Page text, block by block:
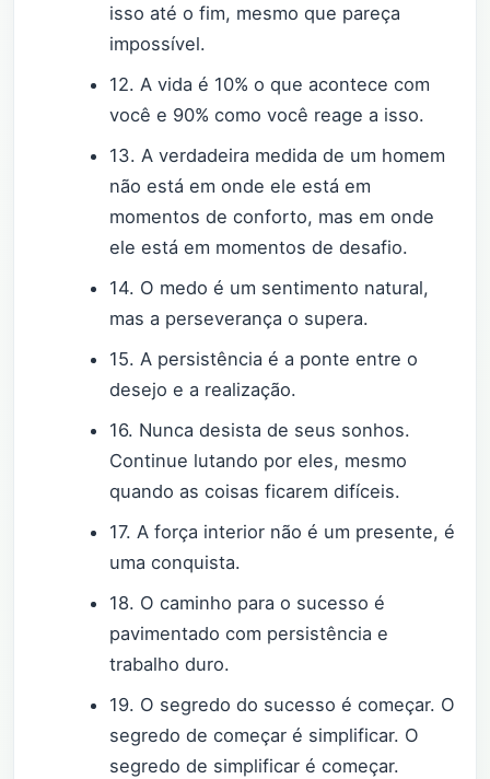
isso até o fim, mesmo que pareça
impossível.
12. A vida é 10% o que acontece com
você e 90% como você reage a isso.
13. A verdadeira medida de um homem
não está em onde ele está em
momentos de conforto, mas em onde
ele está em momentos de desafio.
14. O medo é um sentimento natural,
mas a perseverança o supera.
15. A persistência é a ponte entre o
desejo e a realização.
16. Nunca desista de seus sonhos.
Continue lutando por eles, mesmo
quando as coisas ficarem difíceis.
17. A força interior não é um presente, é
uma conquista.
18. O caminho para o sucesso é
pavimentado com persistência e
trabalho duro.
19. O segredo do sucesso é começar. O
segredo de começar é simplificar. O
segredo de simplificar é começar.